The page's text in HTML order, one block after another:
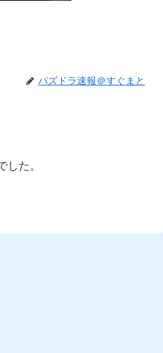
パズドラ速報＠すぐまと
した。